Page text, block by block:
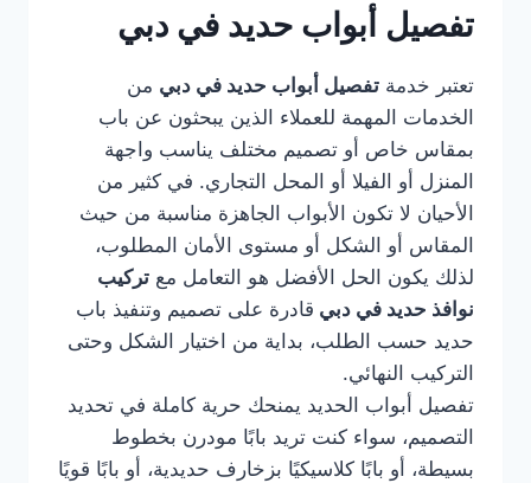
تفصيل أبواب حديد في دبي
تعتبر خدمة تفصيل أبواب حديد في دبي من
الخدمات المهمة للعملاء الذين يبحثون عن باب
بمقاس خاص أو تصميم مختلف يناسب واجهة
المنزل أو الفيلا أو المحل التجاري. في كثير من
الأحيان لا تكون الأبواب الجاهزة مناسبة من حيث
المقاس أو الشكل أو مستوى الأمان المطلوب،
لذلك يكون الحل الأفضل هو التعامل مع تركيب
نوافذ حديد في دبي قادرة على تصميم وتنفيذ باب
حديد حسب الطلب، بداية من اختيار الشكل وحتى
التركيب النهائي.
تفصيل أبواب الحديد يمنحك حرية كاملة في تحديد
التصميم، سواء كنت تريد بابًا مودرن بخطوط
بسيطة، أو بابًا كلاسيكيًا بزخارف حديدية، أو بابًا قويًا